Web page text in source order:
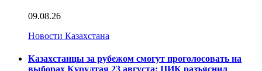
09.08.26
Новости Казахстана
Казахстанцы за рубежом смогут проголосовать на